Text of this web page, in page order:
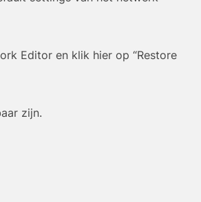
Editor en klik hier op “Restore
zijn.